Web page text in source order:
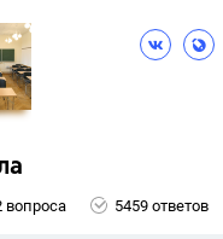
вопроса 5459 ответов